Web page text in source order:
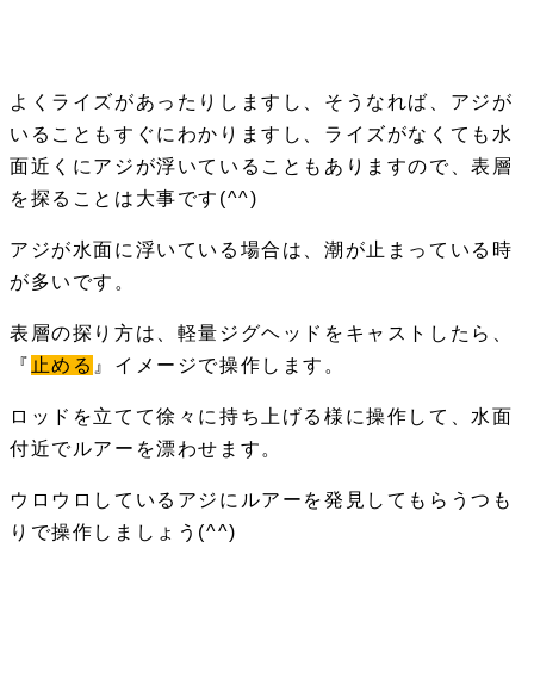
よくライズがあったりしますし、そうなれば、アジが
いることもすぐにわかりますし、ライズがなくても水
面近くにアジが浮いていることもありますので、表層
を探ることは大事です(^^)
アジが水面に浮いている場合は、潮が止まっている時
が多いです。
表層の探り方は、軽量ジグヘッドをキャストしたら、
『 止める 』イメージで操作します。
ロッドを立てて徐々に持ち上げる様に操作して、水面
付近でルアーを漂わせます。
ウロウロしているアジにルアーを発見してもらうつも
りで操作しましょう(^^)